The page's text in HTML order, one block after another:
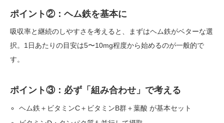
ポイント②：ヘム鉄を基本に
吸収率と継続のしやすさを考えると、まずはヘム鉄がベターな選
択。1日あたりの目安は5〜10mg程度から始めるのが一般的で
す。
ポイント③：必ず「組み合わせ」で考える
ヘム鉄＋ビタミンC＋ビタミンB群＋葉酸 が基本セット